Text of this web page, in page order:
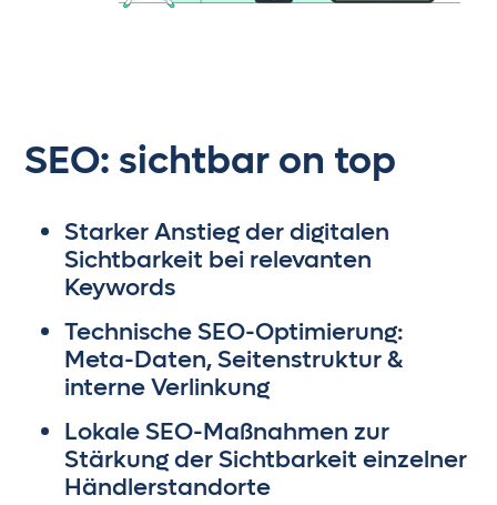
SEO: sichtbar on top
Starker Anstieg der digitalen
Sichtbarkeit bei relevanten
Keywords
Technische SEO-Optimierung:
Meta-Daten, Seitenstruktur &
interne Verlinkung
Lokale SEO-Maßnahmen zur
Stärkung der Sichtbarkeit einzelner
Händlerstandorte